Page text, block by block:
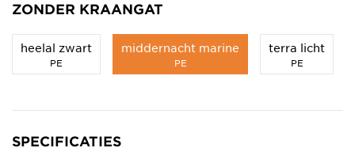
ZONDER KRAANGAT
heelal zwart
PE
middernacht marine
PE
terra licht
PE
SPECIFICATIES